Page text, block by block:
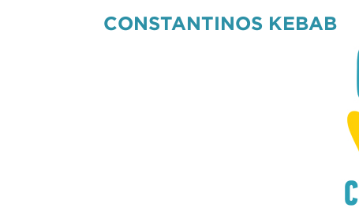
CONSTANTINOS KEBAB